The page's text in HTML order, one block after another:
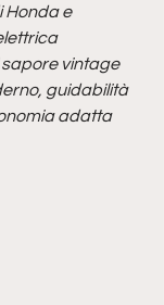
Honda e
vintage
guidabilità
adatta